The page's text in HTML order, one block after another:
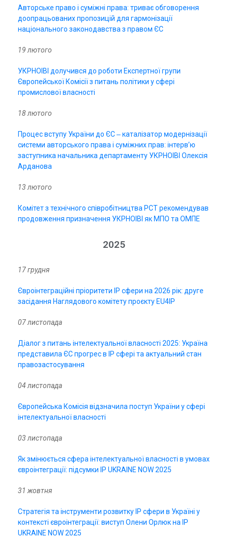
Авторське право і суміжні права: триває обговорення
доопрацьованих пропозицій для гармонізації
національного законодавства з правом ЄС
19 лютого
УКРНОІВІ долучився до роботи Експертної групи
Європейської Комісії з питань політики у сфері
промислової власності
18 лютого
Процес вступу України до ЄС ‒ каталізатор модернізації
системи авторського права і суміжних прав: інтерв’ю
заступника начальника департаменту УКРНОІВІ Олексія
Арданова
13 лютого
Комітет з технічного співробітництва PCT рекомендував
продовження призначення УКРНОІВІ як МПО та ОМПЕ
2025
17 грудня
Євроінтеграційні пріоритети ІР сфери на 2026 рік: друге
засідання Наглядового комітету проєкту EU4IP
07 листопада
Діалог з питань інтелектуальної власності 2025: Україна
представила ЄС прогрес в IP сфері та актуальний стан
правозастосування
04 листопада
Європейська Комісія відзначила поступ України у сфері
інтелектуальної власності
03 листопада
Як змінюється сфера інтелектуальної власності в умовах
євроінтеграції: підсумки IP UKRAINE NOW 2025
31 жовтня
Стратегія та інструменти розвитку IP сфери в Україні у
контексті євроінтеграції: виступ Олени Орлюк на IP
UKRAINE NOW 2025